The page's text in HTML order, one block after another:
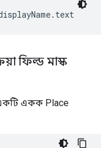
ফিল্ড মাস্ক
একটি একক Place